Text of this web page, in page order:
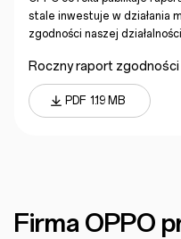
stale inwestuje w działania
zgodności naszej
Roczny raport
PDF 1.19 MB
Firma OPPO